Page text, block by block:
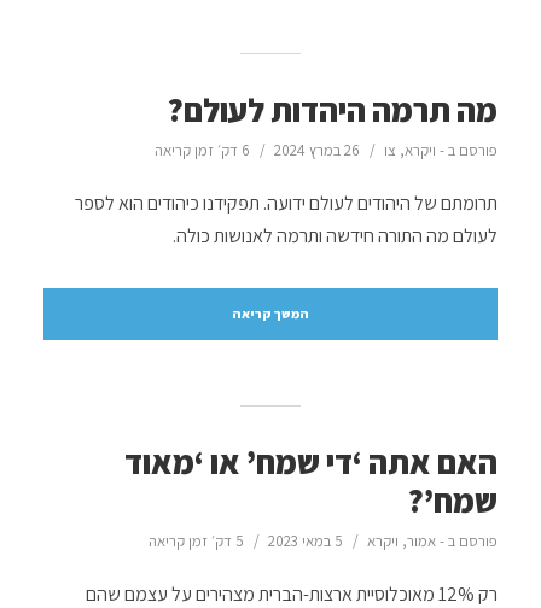
מה תרמה היהדות לעולם?
פורסם ב - ויקרא, צו 26 במרץ 2024 6 דק׳ זמן קריאה
תרומתם של היהודים לעולם ידועה. תפקידנו כיהודים הוא לספר
לעולם מה התורה חידשה ותרמה לאנושות כולה.
המשך קריאה
האם אתה ‘די שמח’ או ‘מאוד
שמח’?
פורסם ב -אמור, ויקרא 5 במאי 2023 5 דק׳ זמן קריאה
רק 12% מאוכלוסיית ארצות-הברית מצהירים על עצמם שהם